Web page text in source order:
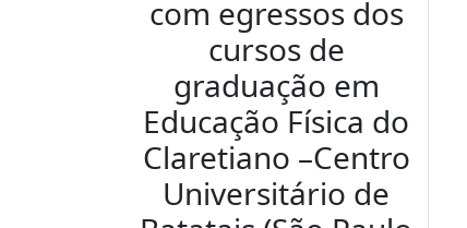
com egressos dos
cursos de
graduação em
Educação Física do
Claretiano –Centro
Universitário de